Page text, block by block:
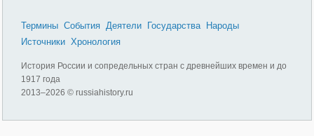
Термины События Деятели Государства
Народы
Источники Хронология
История России и сопредельных стран с древнейших времен и до
1917 года
2013–2026 © russiahistory.ru